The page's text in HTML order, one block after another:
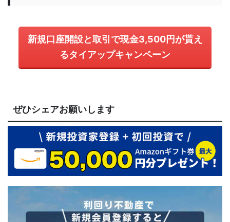
新規口座開設と取引で現金3,500円が貰え
るタイアップキャンペーン
ぜひシェアお願いします